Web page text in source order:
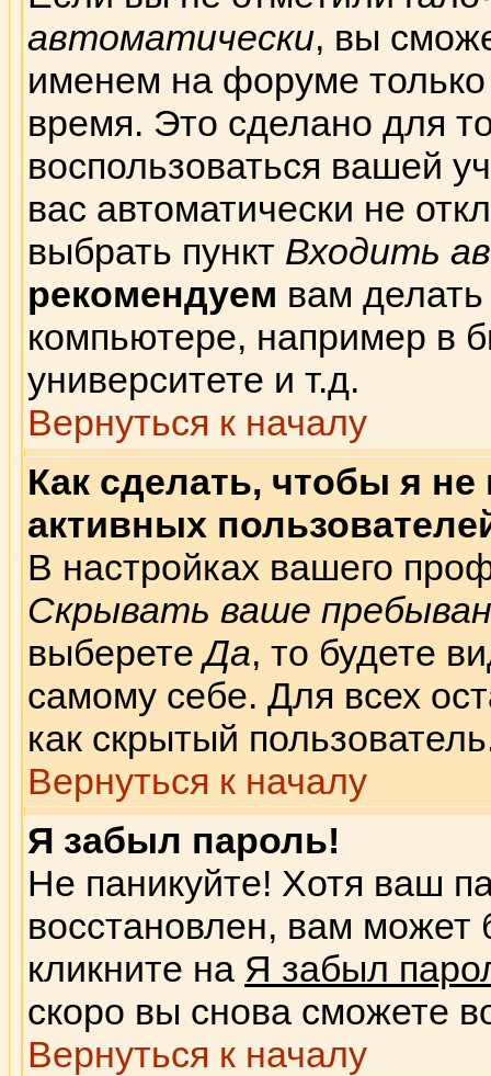
автоматически, вы
именем на форуме только
время. Это сделано для
воспользоваться вашей
вас автоматически не
выбрать пункт Входить
рекомендуем вам
компьютере, например в
университете и т.д.
Вернуться к началу
Как сделать, чтобы я
активных
В настройках вашего
Скрывать ваше
выберетеДа, то будете
самому себе. Для всех
как скрытый
Вернуться к началу
Я забыл пароль!
Не паникуйте! Хотя ваш
восстановлен, вам может
кликните на Я забыл
скоро вы снова сможете
Вернуться к началу